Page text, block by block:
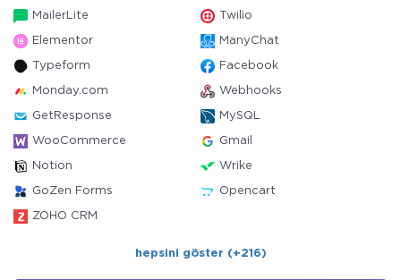
MailerLite Twilio
Elementor ManyChat
Typeform Facebook
Monday.com Webhooks
GetResponse MySQL
WooCommerce Gmail
Notion Wrike
GoZen Forms Opencart
ZOHO CRM
hepsini göster (+216)